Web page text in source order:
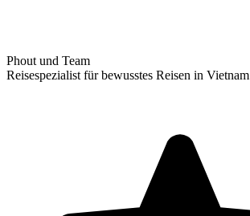
Phout und Team
Reisespezialist für bewusstes Reisen in Vietnam